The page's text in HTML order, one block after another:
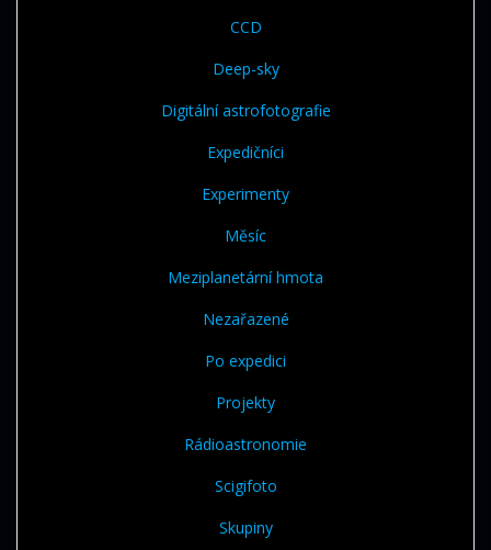
CCD
Deep-sky
Digitální astrofotografie
Expedičníci
Experimenty
Měsíc
Meziplanetární hmota
Nezařazené
Po expedici
Projekty
Rádioastronomie
Scigifoto
Skupiny